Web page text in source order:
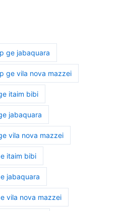
ge jabaquara
ge vila nova mazzei
itaim bibi
jabaquara
vila nova mazzei
itaim bibi
jabaquara
vila nova mazzei